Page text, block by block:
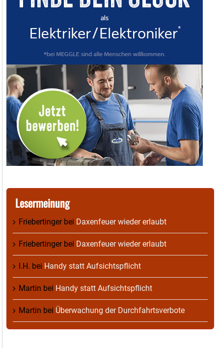
Lesermeinung
Friebertingerbei Daxenfeuer wieder erlaubt
Friebertingerbei Daxenfeuer wieder erlaubt
I.H. bei Handy statt Aufsichtspflicht
Martin bei Handy statt Aufsichtspflicht
Martin bei Überwachung der Durchfahrtsverbote